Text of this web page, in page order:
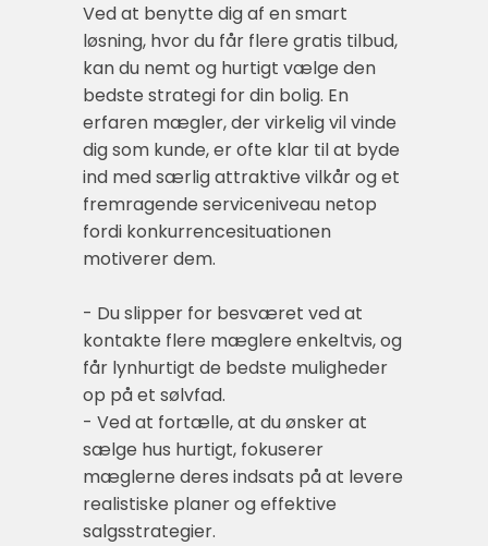
Ved at benytte dig af en smart
løsning, hvor du får flere gratis tilbud,
kan du nemt og hurtigt vælge den
bedste strategi for din bolig. En
erfaren mægler, der virkelig vil vinde
dig som kunde, er ofte klar til at byde
ind med særlig attraktive vilkår og et
fremragende serviceniveau netop
fordi konkurrencesituationen
motiverer dem.
- Du slipper for besværet ved at
kontakte flere mæglere enkeltvis, og
får lynhurtigt de bedste muligheder
op på et sølvfad.
- Ved at fortælle, at du ønsker at
sælge hus hurtigt, fokuserer
mæglerne deres indsats på at levere
realistiske planer og effektive
salgsstrategier.